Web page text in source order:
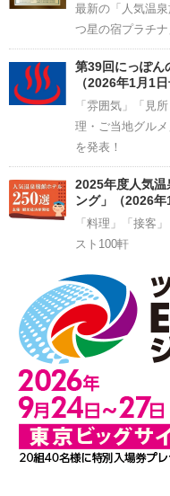
最新の「人気温
つ星の宿プラチナ
第39回にっぽん
（2026年1月1日
「雰囲気」「見
理・ご当地グル
を発表！
2025年度人気
ング」（2026年
「料理」「接客
スト100軒